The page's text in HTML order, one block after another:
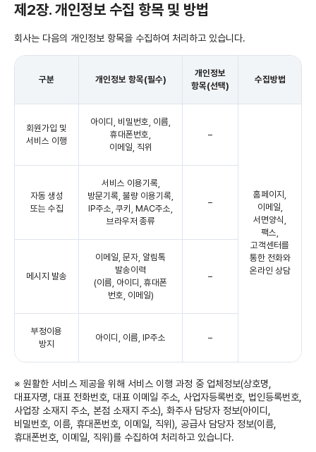
제2장. 개인정보 수집 항목 및 방법
회사는 다음의 개인정보 항목을 수집하여 처리하고 있습니다.
구분 개인정보 항목(필수)
개인정보
항목(선택)
수집방법
회원가입 및
서비스 이행
아이디, 비밀번호, 이름,
휴대폰번호,
이메일, 직위
–
홈페이지,
이메일,
서면양식,
팩스,
고객센터를
통한 전화와
온라인 상담
자동 생성
또는 수집
서비스 이용기록,
방문기록, 불량 이용기록,
IP주소, 쿠키, MAC주소,
브라우저 종류
–
메시지 발송
이메일, 문자, 알림톡
발송이력
(이름, 아이디, 휴대폰
번호, 이메일)
–
부정이용
방지
아이디, 이름, IP주소 –
※ 원활한 서비스 제공을 위해 서비스 이행 과정 중 업체정보(상호명,
대표자명, 대표 전화번호, 대표 이메일 주소, 사업자등록번호, 법인등록번호,
사업장 소재지 주소, 본점 소재지 주소), 화주사 담당자 정보(아이디,
비밀번호, 이름, 휴대폰번호, 이메일, 직위), 공급사 담당자 정보(이름,
휴대폰번호, 이메일, 직위)를 수집하여 처리하고 있습니다.